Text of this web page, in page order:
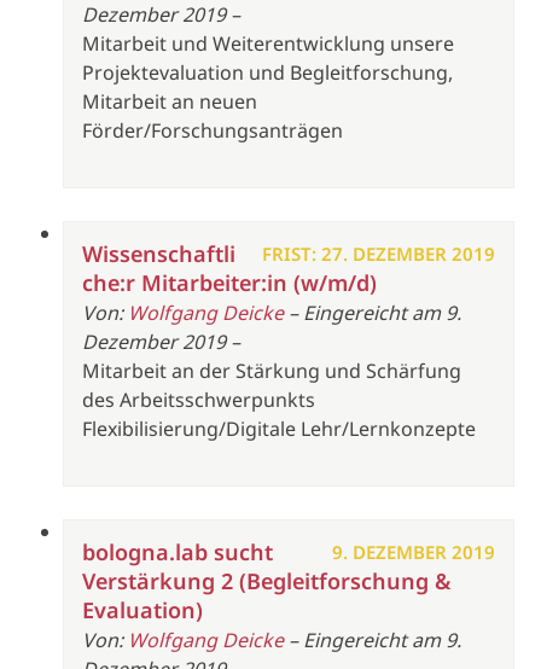
Dezember 2019 –
Mitarbeit und Weiterentwicklung unsere
Projektevaluation und Begleitforschung,
Mitarbeit an neuen
Förder/Forschungsanträgen
FRIST: 27. DEZEMBER 2019
Wissenschaftli
che:r Mitarbeiter:in (w/m/d)
Von: Wolfgang Deicke– Eingereicht am 9.
Dezember 2019 –
Mitarbeit an der Stärkung und Schärfung
des Arbeitsschwerpunkts
Flexibilisierung/Digitale Lehr/Lernkonzepte
9. DEZEMBER 2019
bologna.lab sucht
Verstärkung 2 (Begleitforschung &
Evaluation)
Von: Wolfgang Deicke– Eingereicht am 9.